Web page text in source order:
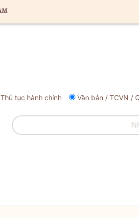
Thủ tục hành chính Văn bản / TCVN /